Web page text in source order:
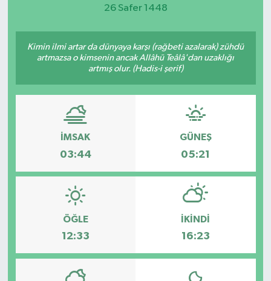
26 Safer 1448
Kimin ilmi artar da dünyaya karşı (rağbeti azalarak) zühdü
artmazsa o kimsenin ancak Allâhü Teâlâ'dan uzaklığı
artmış olur. (Hadis-i şerif)
İMSAK
03:44
GÜNEŞ
05:21
ÖĞLE
12:33
İKINDI
16:23
Etkinlikler